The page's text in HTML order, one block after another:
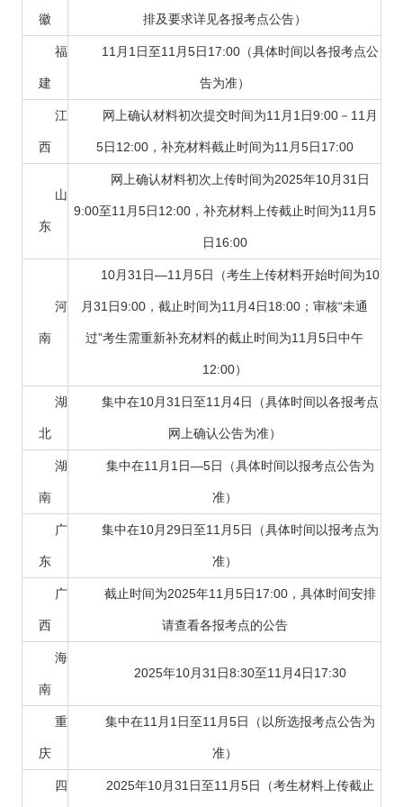
徽 排及要求详见各报考点公告）
福
建
11月1日至11月5日17:00（具体时间以各报考点公
告为准）
江
西
网上确认材料初次提交时间为11月1日9:00－11月
5日12:00，补充材料截止时间为11月5日17:00
山
东
网上确认材料初次上传时间为2025年10月31日
9:00至11月5日12:00，补充材料上传截止时间为11月5
日16:00
河
南
10月31日—11月5日（考生上传材料开始时间为10
月31日9:00，截止时间为11月4日18:00；审核“未通
过”考生需重新补充材料的截止时间为11月5日中午
12:00）
湖
北
集中在10月31日至11月4日（具体时间以各报考点
网上确认公告为准）
湖
南
集中在11月1日—5日（具体时间以报考点公告为
准）
广
东
集中在10月29日至11月5日（具体时间以报考点为
准）
广
西
截止时间为2025年11月5日17:00，具体时间安排
请查看各报考点的公告
海
南
2025年10月31日8:30至11月4日17:30
重
庆
集中在11月1日至11月5日（以所选报考点公告为
准）
四 2025年10月31日至11月5日（考生材料上传截止